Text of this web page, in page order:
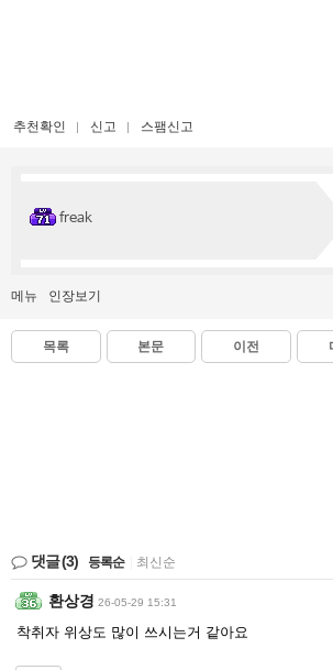
추천확인 신고 스팸신고
freak
메뉴 인장보기
목록 본문 이전
댓글(3) 등록순 최신순
환상경 26-05-29 15:31
착취자 위상도 많이 쓰시는거 같아요